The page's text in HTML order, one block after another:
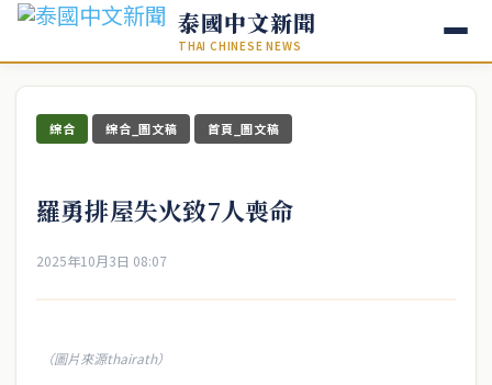
泰國中文新聞
THAI CHINESE NEWS
綜合 綜合_圖文稿 首頁_圖文稿
羅勇排屋失火致7人喪命
2025年10月3日 08:07
（圖片來源thairath）